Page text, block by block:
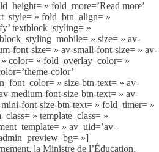
» fold_more=’Read more’
» fold_btn_align= »
textblock_styling= »
» size= » av-
font-size= » av-small-font-size= » av-
color= » fold_overlay_color= »
color’
» size-btn-text= » av-
medium-font-size-btn-text= » av-
font-size-btn-text= » fold_timer= »
» template_class= »
» av_uid=’av-
»]
la Ministre de l’Éducation,